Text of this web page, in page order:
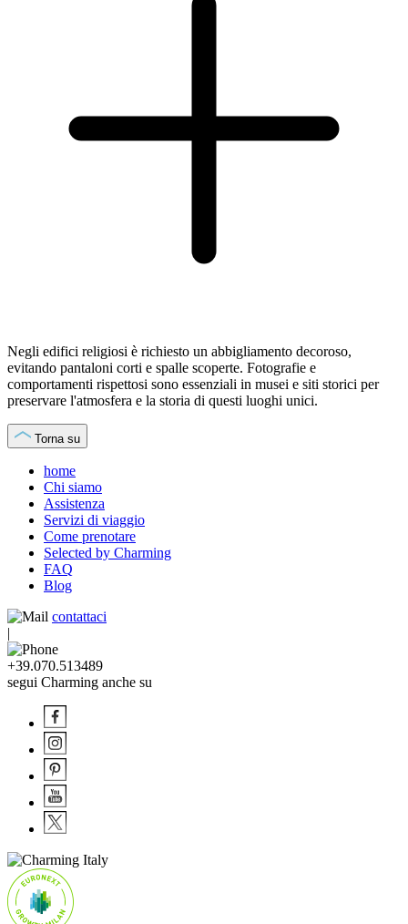
Negli edifici religiosi è richiesto un abbigliamento decoroso,
evitando pantaloni corti e spalle scoperte. Fotografie e
comportamenti rispettosi sono essenziali in musei e siti storici per
preservare l'atmosfera e la storia di questi luoghi unici.
Torna su
home
Chi siamo
Assistenza
Servizi di viaggio
Come prenotare
Selected by Charming
FAQ
Blog
contattaci
|
+39.070.513489
segui Charming anche su